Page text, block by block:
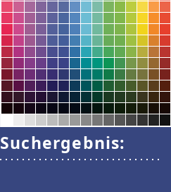
Suchergebnis: